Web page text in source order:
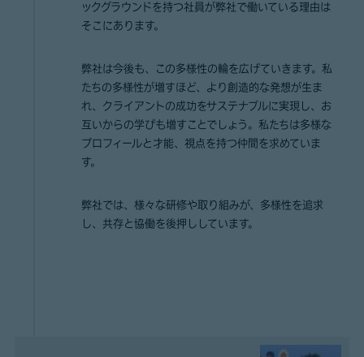
ックグラウンドを持つ社員が弊社で働いている理由は
そこにあります。
弊社は今後も、この多様性の輪を広げていきます。私
たちの多様性が増すほど、より創造的な発想が生ま
れ、クライアントの成功をサステナブルに実現し、お
互いからの学びも増すことでしょう。私たちは多様な
プロフィールと才能、視点を持つ仲間を求めていま
す。
弊社では、様々な研修や取り組みが、多様性を追求
し、共存と協働を後押ししています。